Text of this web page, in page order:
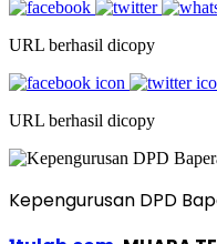
URL berhasil dicopy
URL berhasil dicopy
Kepengurusan DPD